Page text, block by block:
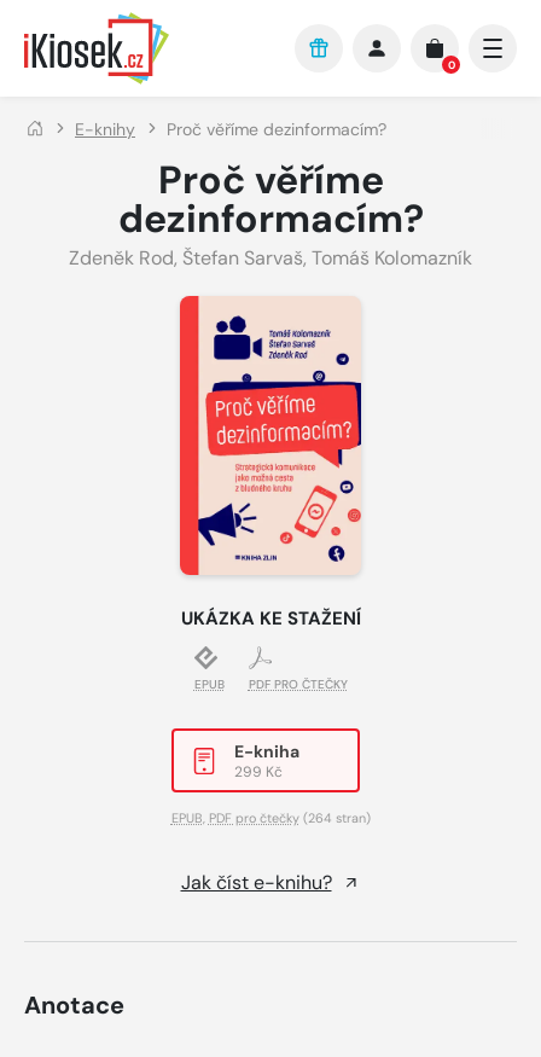
Přejít na hlavní obsah
0
E-knihy Proč věříme dezinformacím?
Proč věříme
dezinformacím?
Zdeněk Rod, Štefan Sarvaš, Tomáš Kolomazník
UKÁZKA KE STAŽENÍ
EPUB PDF PRO ČTEČKY
E-kniha
299 Kč
EPUB, PDF pro čtečky(264 stran)
Jak číst e-knihu?
Anotace